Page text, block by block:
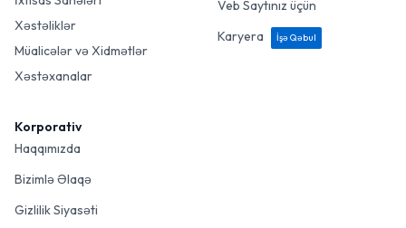
Xəstəliklər
Müalicələr və Xidmətlər
Xəstəxanalar
Veb Saytınız üçün
Karyera
İşə Qəbul
Korporativ
Haqqımızda
Bizimlə Əlaqə
Gizlilik Siyasəti